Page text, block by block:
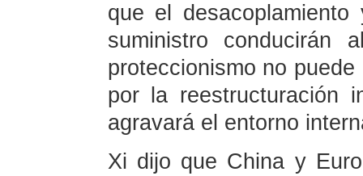
que el
suministro conducirán
proteccionismo no
por la reestructuración
agravará el entorno
Xi dijo que China y